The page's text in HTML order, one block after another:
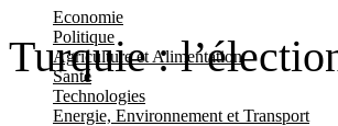
Economie
Politique
Agriculture et Alimentation
Santé
Technologies
Energie, Environnement et Transport
Turquie :